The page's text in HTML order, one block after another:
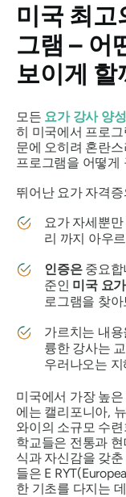
미국 최고
그램 – 어
보이게 할
모든 요가 강사 양
히 미국에서 프로
문에 오히려 혼란
프로그램을 어떻게
뛰어난 요가 자격
요가 자세뿐
리 까지 아우
인증은중요합
준인 미국 요
로그램을 찾
가르치는 내
륭한 강사는
우러나오는
미국에서 가장 높
에는 캘리포니아,
와이의 소규모 수
학교들은 전통과
식과 ​​자신감을 갖춘
들은 E
한 기초를 다지는